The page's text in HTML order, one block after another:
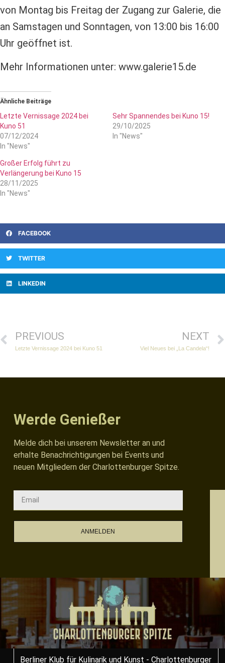
von Montag bis Freitag der Zugang zur Galerie, die
an Samstagen und Sonntagen, von 13:00 bis 16:00
Uhr geöffnet ist.
Mehr Informationen unter: www.galerie15.de
Ähnliche Beiträge
Letzte Vernissage 2024 bei
Kuno 51
07/12/2024
In "News"
Sehr Spannendes bei Kuno 15!
29/10/2025
In "News"
Großer Erfolg führt zu
Verlängerung bei Kuno 15
28/11/2025
In "News"
FACEBOOK
TWITTER
LINKEDIN
PREVIOUS
Letzte Vernissage 2024 bei Kuno 51
NEXT
Viel Neues bei „La Candela“!
Werde Genießer
Melde dich bei unserem Newsletter an und
erhalte Benachrichtigungen bei Events und
neuen Mitgliedern der Charlottenburger Spitze.
ANMELDEN
Berliner Klub für Kulinarik und Kunst - Charlottenburger